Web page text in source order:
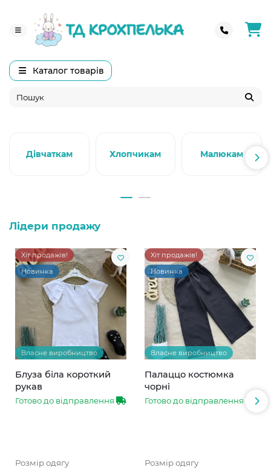
Каталог товарів
Дівчаткам Хлопчикам Малюкам
Лідери продажу
Хіт продажів!
Новинка
Власне виробництво
Блуза біла короткий
рукав
Готово до відправлення
Розмір одягу
Хіт продажів!
Новинка
Власне виробництво
Палаццо костюмка
чорні
Готово до відправлення
Розмір одягу